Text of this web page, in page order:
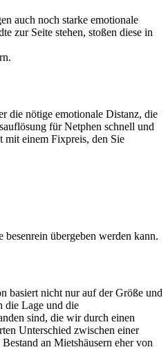
auch noch starke emotionale
zur Seite stehen, stoßen diese in
die nötige emotionale Distanz, die
für Netphen schnell und
mit einem Fixpreis, den Sie
übergeben werden kann.
basiert nicht nur auf der Größe und
die Lage und die
sind, die wir durch einen
Unterschied zwischen einer
an Mietshäusern eher von